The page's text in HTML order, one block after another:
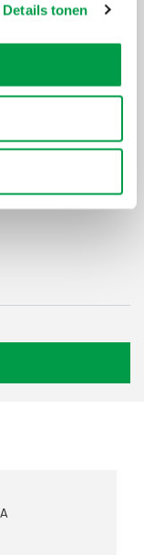
Details tonen
uitschrijven
840 (excl. btw) early
07/2026
VLAIO